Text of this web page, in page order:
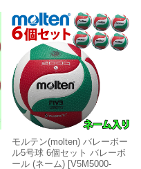
モルテン(molten) バレーボー
ル5号球 6個セット バレーボ
ール (ネーム) [V5M5000-